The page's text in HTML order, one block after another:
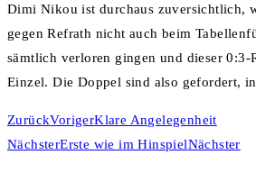
Dimi Nikou ist durchaus zuversichtlich,
gegen Refrath nicht auch beim
sämtlich verloren gingen und dieser
Einzel. Die Doppel sind also gefordert,
ZurückVorigerKlare Angelegenheit
NächsterErste wie im HinspielNächster